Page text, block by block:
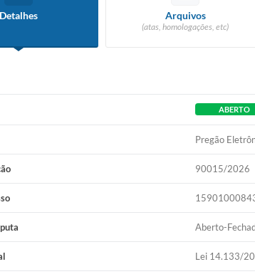
Detalhes Arquivos
(atas, homologações, etc)
ABERTO
Pregão
90015/2026
Aberto-
Lei 14.133/